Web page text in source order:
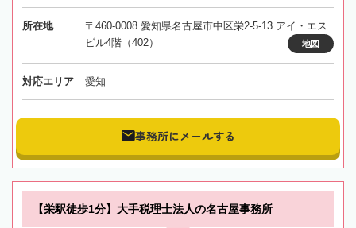
所在地
〒460-0008 愛知県名古屋市中区栄2-5-13 アイ・エス
ビル4階（402）
地図
対応エリア 愛知
事務所にメールする
【栄駅徒歩1分】大手税理士法人の名古屋事務所